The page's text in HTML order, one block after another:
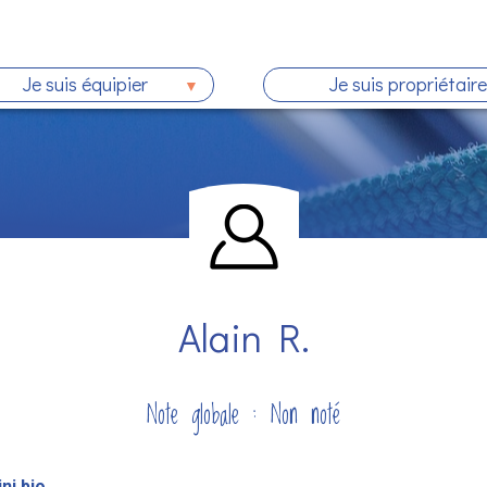
Je suis équipier Je suis propriétaire
Alain R.
Note globale : Non noté